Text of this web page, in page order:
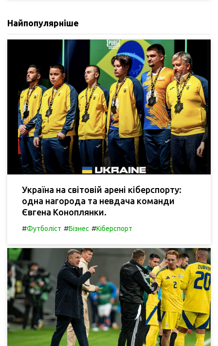
Найпопулярніше
Україна на світовій арені кіберспорту:
одна нагорода та невдача команди
Євгена Коноплянки.
#Футболіст #Бізнес #Кіберспорт